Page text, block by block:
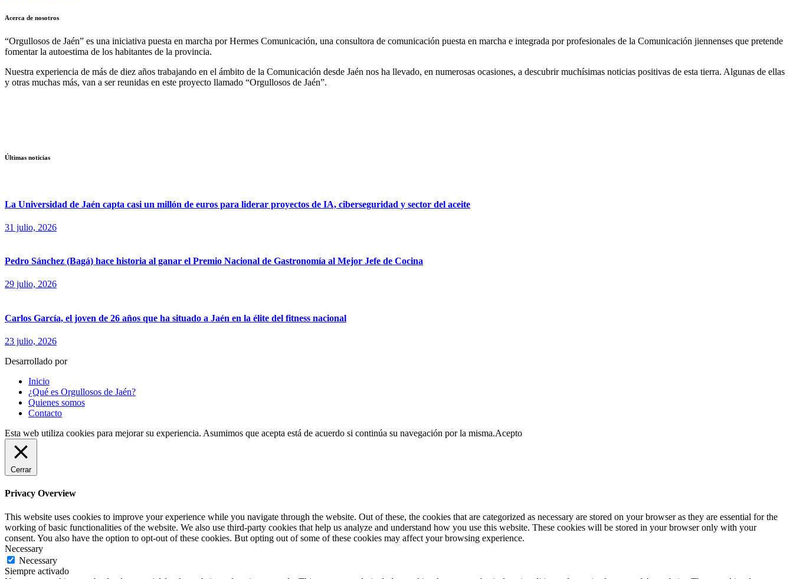
Acerca de nosotros
“Orgullosos de Jaén” es una iniciativa puesta en marcha por Hermes Comunicación, una consultora de comunicación puesta en marcha e integrada por profesionales de la Comunicación jiennenses que pretende
fomentar la autoestima de los habitantes de la provincia.
Nuestra experiencia de más de diez años trabajando en el ámbito de la Comunicación desde Jaén nos ha llevado, en numerosas ocasiones, a descubrir muchísimas noticias positivas de esta tierra. Algunas de ellas
y otras muchas más, van a ser reunidas en este proyecto llamado “Orgullosos de Jaén”.
Últimas noticias
La Universidad de Jaén capta casi un millón de euros para liderar proyectos de IA, ciberseguridad y sector del aceite
31 julio, 2026
Pedro Sánchez (Bagá) hace historia al ganar el Premio Nacional de Gastronomía al Mejor Jefe de Cocina
29 julio, 2026
Carlos García, el joven de 26 años que ha situado a Jaén en la élite del fitness nacional
23 julio, 2026
Desarrollado por
Inicio
¿Qué es Orgullosos de Jaén?
Quienes somos
Contacto
Esta web utiliza cookies para mejorar su experiencia. Asumimos que acepta está de acuerdo si continúa su navegación por la misma.Acepto
Cerrar
Privacy Overview
This website uses cookies to improve your experience while you navigate through the website. Out of these, the cookies that are categorized as necessary are stored on your browser as they are essential for the
working of basic functionalities of the website. We also use third-party cookies that help us analyze and understand how you use this website. These cookies will be stored in your browser only with your
consent. You also have the option to opt-out of these cookies. But opting out of some of these cookies may affect your browsing experience.
Necessary
Necessary
Siempre activado